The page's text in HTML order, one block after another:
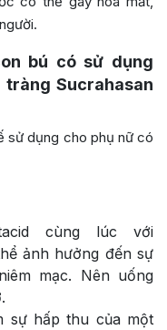
bú có sử dụng
Sucrahasan
sử dụng cho phụ nữ có
cùng lúc với
ảnh hưởng đến sự
mạc. Nên uống
sự hấp thu của một